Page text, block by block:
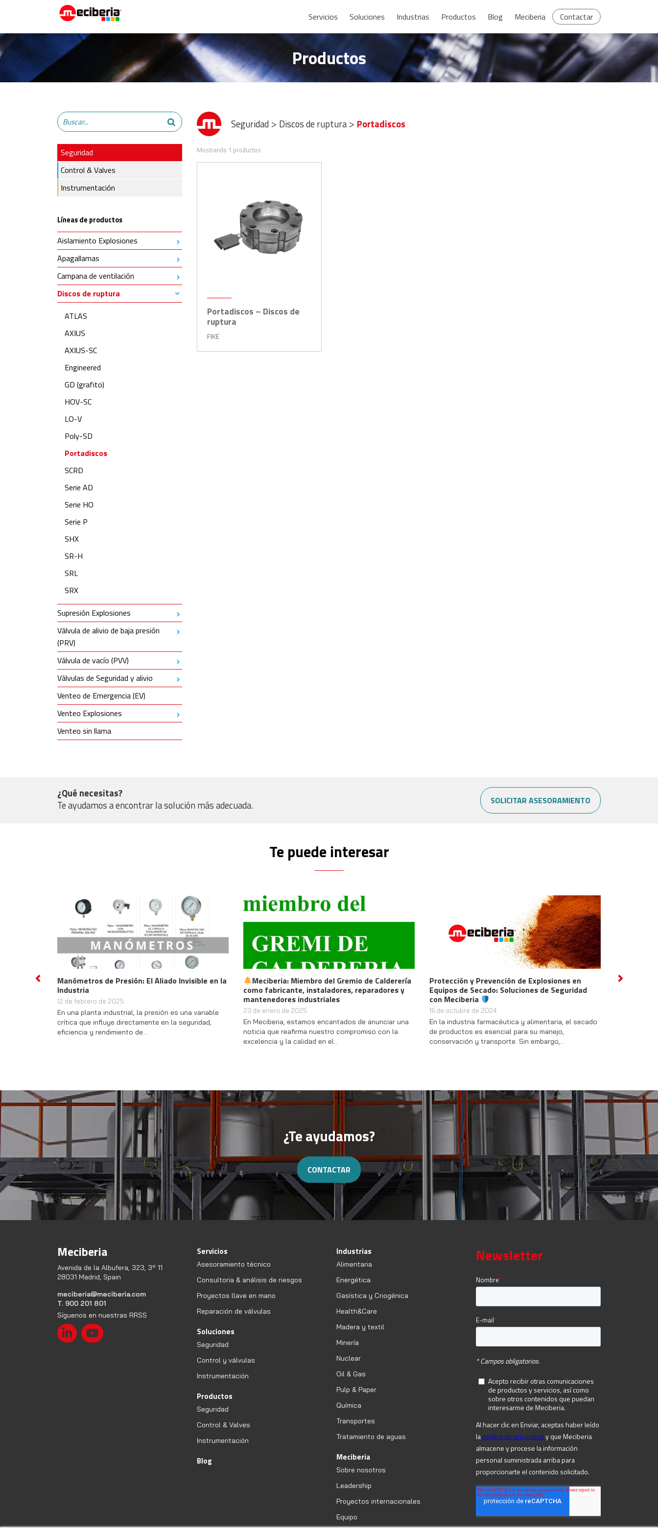
Servicios Soluciones Industrias Productos Blog Meciberia Contactar
Productos
Seguridad
Control & Valves
Instrumentación
Líneas de productos
Aislamiento Explosiones
Apagallamas
Campana de ventilación
Discos de ruptura
ATLAS
AXIUS
AXIUS-SC
Engineered
GD (grafito)
HOV-SC
LO-V
Poly-SD
Portadiscos
SCRD
Serie AD
Serie HO
Serie P
SHX
SR-H
SRL
SRX
Supresión Explosiones
Válvula de alivio de baja presión
(PRV)
Válvula de vacío (PVV)
Válvulas de Seguridad y alivio
Venteo de Emergencia (EV)
Venteo Explosiones
Venteo sin llama
Seguridad > Discos de ruptura > Portadiscos
Mostrando 1 productos
Portadiscos – Discos de
ruptura
FIKE
¿Qué necesitas?
Te ayudamos a encontrar la solución más adecuada.
SOLICITAR ASESORAMIENTO
Te puede interesar
Manómetros de Presión: El Aliado Invisible en la
12 de febrero de 2025
En una planta industrial, la presión es una variable
crítica que influye directamente en la seguridad,
eficiencia y rendimiento de…
Meciberia: Miembro del Gremio de Calderería
como fabricante, instaladores, reparadores y
mantenedores industriales
23 de enero de 2025
En Meciberia, estamos encantados de anunciar una
noticia que reafirma nuestro compromiso con la
excelencia y la calidad en el…
Protección y Prevención de Explosiones en
Equipos de Secado: Soluciones de Seguridad
16 de octubre de 2024
En la industria farmacéutica y alimentaria, el secado
de productos es esencial para su manejo,
conservación y transporte. Sin embargo,…
Descubre las Innovaciones de
Hidrógeno y Nuestra Nueva
pasado jueves, celebramos un
en nuestra empresa: la…
Previous Next
¿Te ayudamos?
CONTACTAR
Meciberia
Avenida de la Albufera, 323, 3º 11
28031 Madrid, Spain
meciberia@meciberia.com
T. 900 201 801
Síguenos en nuestras RRSS
Servicios
Asesoramiento técnico
Consultoria & análisis de riesgos
Proyectos llave en mano
Reparación de válvulas
Soluciones
Seguridad
Control y válvulas
Instrumentación
Productos
Seguridad
Control & Valves
Instrumentación
Blog
Industrias
Alimentaria
Energética
Gasística y Criogénica
Health&Care
Madera y textil
Minería
Nuclear
Oil & Gas
Pulp & Paper
Química
Transportes
Tratamiento de aguas
Meciberia
Sobre nosotros
Leadership
Proyectos internacionales
Equipo